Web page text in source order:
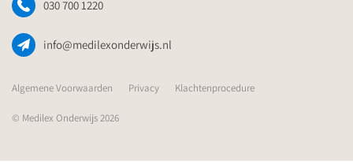
030 700 1220
info@medilexonderwijs.nl
Algemene Voorwaarden Privacy Klachtenprocedure
© Medilex Onderwijs 2026